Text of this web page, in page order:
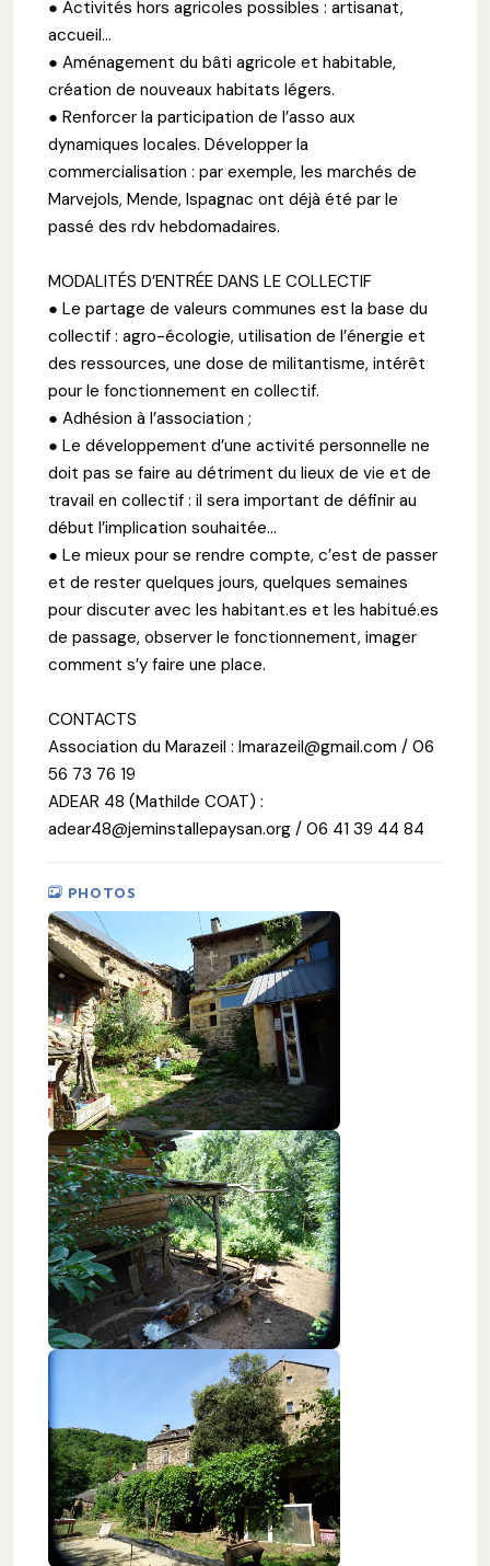
● Activités hors agricoles possibles : artisanat,
accueil...
● Aménagement du bâti agricole et habitable,
création de nouveaux habitats légers.
● Renforcer la participation de l’asso aux
dynamiques locales. Développer la
commercialisation : par exemple, les marchés de
Marvejols, Mende, Ispagnac ont déjà été par le
passé des rdv hebdomadaires.
MODALITÉS D’ENTRÉE DANS LE COLLECTIF
● Le partage de valeurs communes est la base du
collectif : agro-écologie, utilisation de l’énergie et
des ressources, une dose de militantisme, intérêt
pour le fonctionnement en collectif.
● Adhésion à l’association ;
● Le développement d’une activité personnelle ne
doit pas se faire au détriment du lieux de vie et de
travail en collectif : il sera important de définir au
début l’implication souhaitée...
● Le mieux pour se rendre compte, c’est de passer
et de rester quelques jours, quelques semaines
pour discuter avec les habitant.es et les habitué.es
de passage, observer le fonctionnement, imager
comment s’y faire une place.
CONTACTS
Association du Marazeil : lmarazeil@gmail.com / 06
56 73 76 19
ADEAR 48 (Mathilde COAT) :
adear48@jeminstallepaysan.org / 06 41 39 44 84
PHOTOS